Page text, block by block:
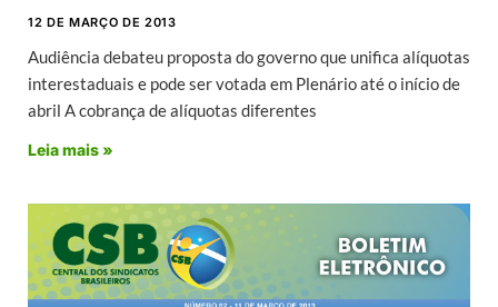
12 DE MARÇO DE 2013
Audiência debateu proposta do governo que unifica alíquotas
interestaduais e pode ser votada em Plenário até o início de
abril A cobrança de alíquotas diferentes
Leia mais »